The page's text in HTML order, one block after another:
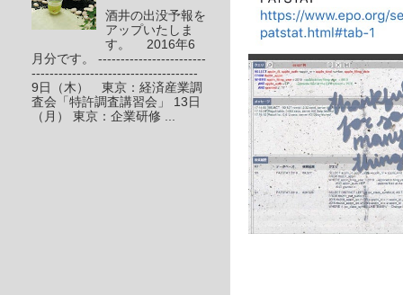
酒井の出没予報を
アップいたしま
す。 2016年6
月分です。 ------------------------
-------------------------------------
9日（木） 東京：経済産業調
査会「特許調査講習会」 13日
（月） 東京：企業研修 ...